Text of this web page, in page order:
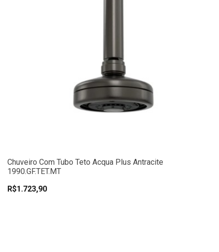
Chuveiro Com Tubo Teto Acqua Plus Antracite
1990.GF.TET.MT
R$1.723,90